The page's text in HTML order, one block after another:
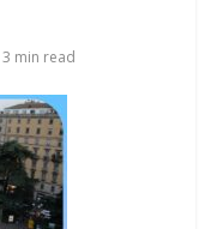
3 min read